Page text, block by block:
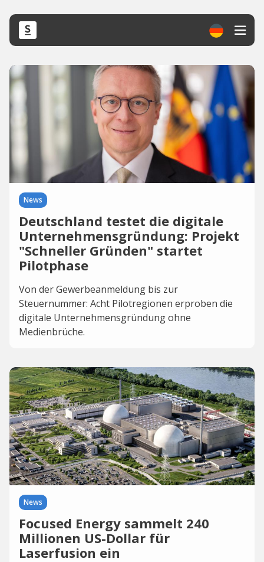
News
Deutschland testet die digitale
Unternehmensgründung: Projekt
"Schneller Gründen" startet
Pilotphase
Von der Gewerbeanmeldung bis zur
Steuernummer: Acht Pilotregionen erproben die
digitale Unternehmensgründung ohne
Medienbrüche.
News
Focused Energy sammelt 240
Millionen US-Dollar für
Laserfusion ein